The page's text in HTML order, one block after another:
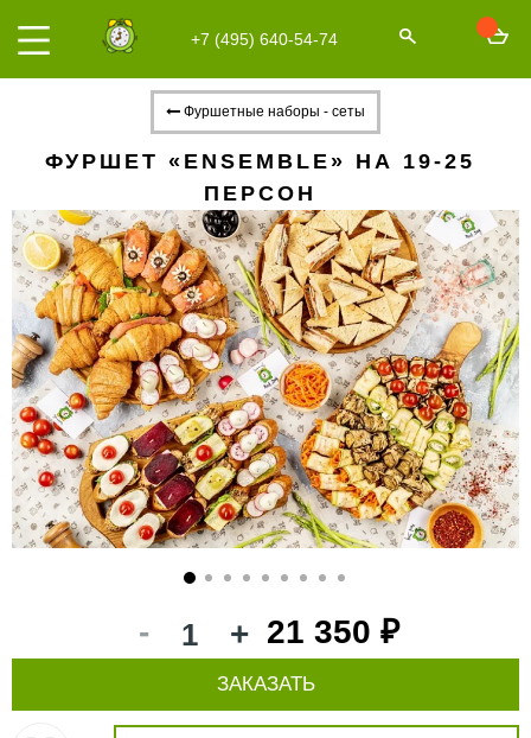
+7 (495) 640-54-74
Фуршетные наборы - сеты
ФУРШЕТ «ENSEMBLE» НА 19-25
ПЕРСОН
- + 21 350 ₽
ЗАКАЗАТЬ